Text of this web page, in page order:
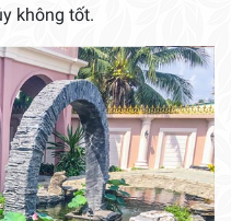
không tốt.